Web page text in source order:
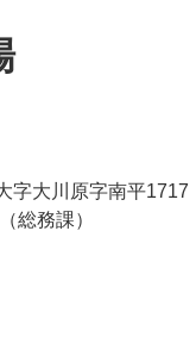
字大川原字南平1717
総務課）